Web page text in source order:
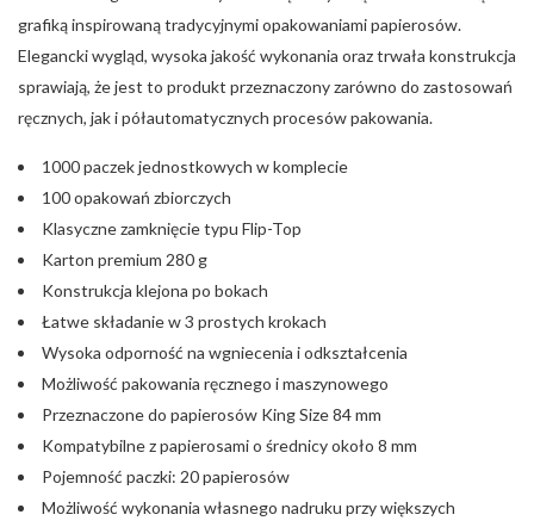
grafiką inspirowaną tradycyjnymi opakowaniami papierosów.
Elegancki wygląd, wysoka jakość wykonania oraz trwała konstrukcja
sprawiają, że jest to produkt przeznaczony zarówno do zastosowań
ręcznych, jak i półautomatycznych procesów pakowania.
1000 paczek jednostkowych w komplecie
100 opakowań zbiorczych
Klasyczne zamknięcie typu Flip-Top
Karton premium 280 g
Konstrukcja klejona po bokach
Łatwe składanie w 3 prostych krokach
Wysoka odporność na wgniecenia i odkształcenia
Możliwość pakowania ręcznego i maszynowego
Przeznaczone do papierosów King Size 84 mm
Kompatybilne z papierosami o średnicy około 8 mm
Pojemność paczki: 20 papierosów
Możliwość wykonania własnego nadruku przy większych